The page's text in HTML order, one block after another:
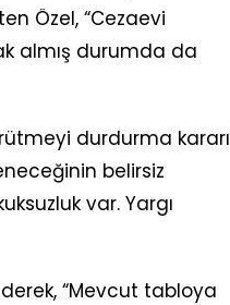
Özel, “Cezaevi
almış durumda da
durdurma kararı
belirsiz
var. Yargı
“Mevcut tabloya